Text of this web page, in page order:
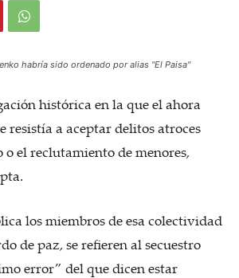
habría sido ordenado por alias "El Paisa"
histórica en la que el ahora
resistía a aceptar delitos atroces
o el reclutamiento de menores,
los miembros de esa colectividad
de paz, se refieren al secuestro
error” del que dicen estar